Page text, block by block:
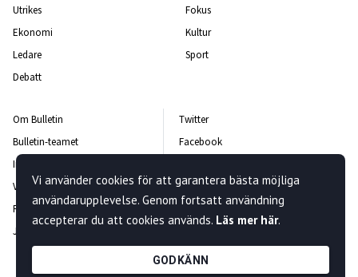
Utrikes
Ekonomi
Ledare
Debatt
Fokus
Kultur
Sport
Om Bulletin
Bulletin-teamet
Integritetspolicy
Vanliga frågor och svar
Rättelsepolicy
Jobba hos oss
Twitter
Facebook
Kontakta oss
Nyhetsbrev
Vi använder cookies för att garantera bästa möjliga
användarupplevelse. Genom fortsatt användning
accepterar du att cookies används. Läs mer här.
GODKÄNN